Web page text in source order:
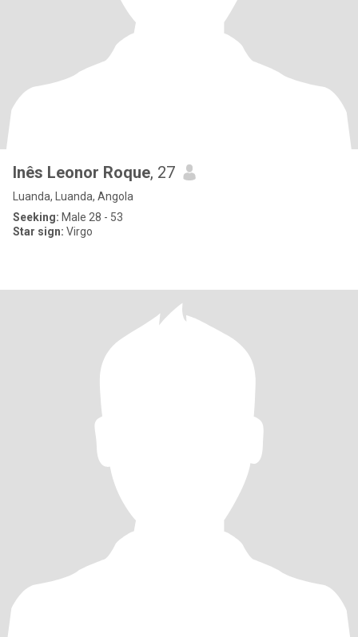
Inês Leonor Roque, 27
Luanda, Luanda, Angola
Seeking: Male 28 - 53
Star sign: Virgo